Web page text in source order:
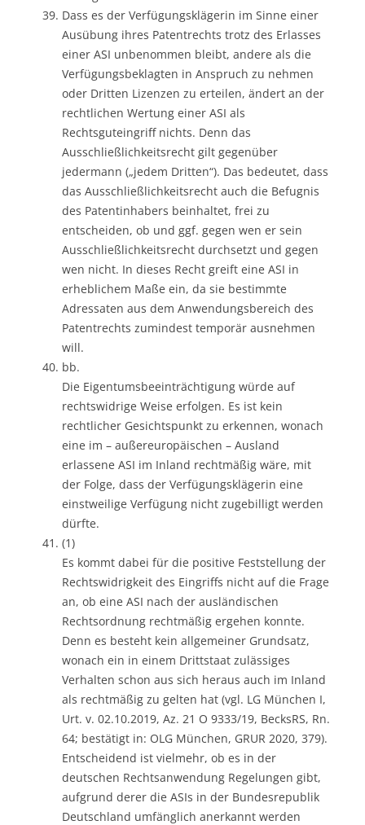
Dass es der Verfügungsklägerin im Sinne einer
Ausübung ihres Patentrechts trotz des Erlasses
einer ASI unbenommen bleibt, andere als die
Verfügungsbeklagten in Anspruch zu nehmen
oder Dritten Lizenzen zu erteilen, ändert an der
rechtlichen Wertung einer ASI als
Rechtsguteingriff nichts. Denn das
Ausschließlichkeitsrecht gilt gegenüber
jedermann („jedem Dritten“). Das bedeutet, dass
das Ausschließlichkeitsrecht auch die Befugnis
des Patentinhabers beinhaltet, frei zu
entscheiden, ob und ggf. gegen wen er sein
Ausschließlichkeitsrecht durchsetzt und gegen
wen nicht. In dieses Recht greift eine ASI in
erheblichem Maße ein, da sie bestimmte
Adressaten aus dem Anwendungsbereich des
Patentrechts zumindest temporär ausnehmen
will.
bb.
Die Eigentumsbeeinträchtigung würde auf
rechtswidrige Weise erfolgen. Es ist kein
rechtlicher Gesichtspunkt zu erkennen, wonach
eine im – außereuropäischen – Ausland
erlassene ASI im Inland rechtmäßig wäre, mit
der Folge, dass der Verfügungsklägerin eine
einstweilige Verfügung nicht zugebilligt werden
dürfte.
(1)
Es kommt dabei für die positive Feststellung der
Rechtswidrigkeit des Eingriffs nicht auf die Frage
an, ob eine ASI nach der ausländischen
Rechtsordnung rechtmäßig ergehen konnte.
Denn es besteht kein allgemeiner Grundsatz,
wonach ein in einem Drittstaat zulässiges
Verhalten schon aus sich heraus auch im Inland
als rechtmäßig zu gelten hat (vgl. LG München I,
Urt. v. 02.10.2019, Az. 21 O 9333/19, BecksRS, Rn.
64; bestätigt in: OLG München, GRUR 2020, 379).
Entscheidend ist vielmehr, ob es in der
deutschen Rechtsanwendung Regelungen gibt,
aufgrund derer die ASIs in der Bundesrepublik
Deutschland umfänglich anerkannt werden